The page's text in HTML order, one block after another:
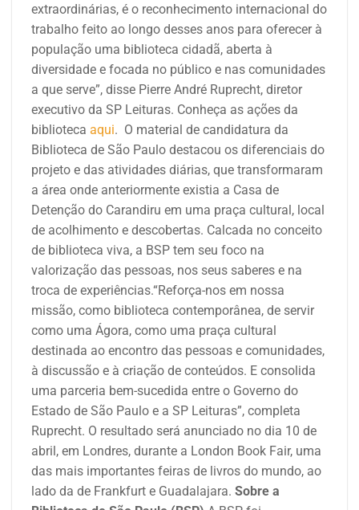
extraordinárias, é o reconhecimento internacional do
trabalho feito ao longo desses anos para oferecer à
população uma biblioteca cidadã, aberta à
diversidade e focada no público e nas comunidades
a que serve”, disse Pierre André Ruprecht, diretor
executivo da SP Leituras. Conheça as ações da
biblioteca aqui. O material de candidatura da
Biblioteca de São Paulo destacou os diferenciais do
projeto e das atividades diárias, que transformaram
a área onde anteriormente existia a Casa de
Detenção do Carandiru em uma praça cultural, local
de acolhimento e descobertas. Calcada no conceito
de biblioteca viva, a BSP tem seu foco na
valorização das pessoas, nos seus saberes e na
troca de experiências.“Reforça-nos em nossa
missão, como biblioteca contemporânea, de servir
como uma Ágora, como uma praça cultural
destinada ao encontro das pessoas e comunidades,
à discussão e à criação de conteúdos. E consolida
uma parceria bem-sucedida entre o Governo do
Estado de São Paulo e a SP Leituras”, completa
Ruprecht. O resultado será anunciado no dia 10 de
abril, em Londres, durante a London Book Fair, uma
das mais importantes feiras de livros do mundo, ao
lado da de Frankfurt e Guadalajara. Sobre a